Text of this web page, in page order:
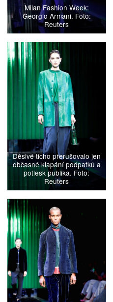
Milan Fashion Week:
Georgio Armani. Foto:
Reuters
Děsivé ticho přerušovalo jen
občasné klapání podpatků a
potlesk publika. Foto:
Reuters